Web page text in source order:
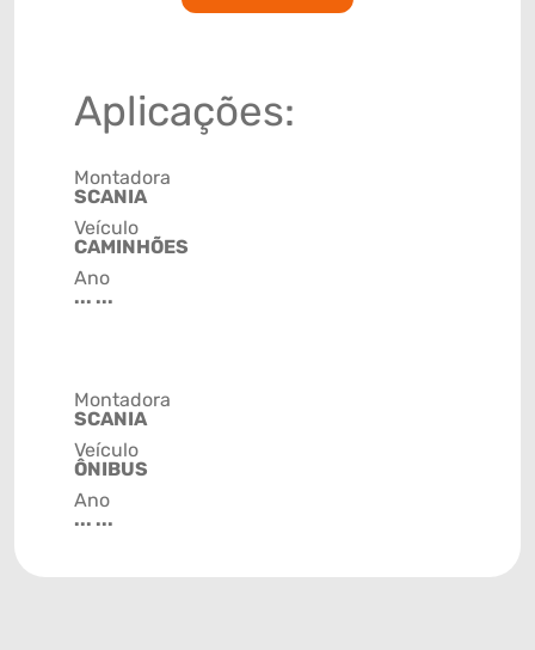
Aplicações:
Montadora
SCANIA
Veículo
CAMINHÕES
Ano
... ...
Montadora
SCANIA
Veículo
ÔNIBUS
Ano
... ...